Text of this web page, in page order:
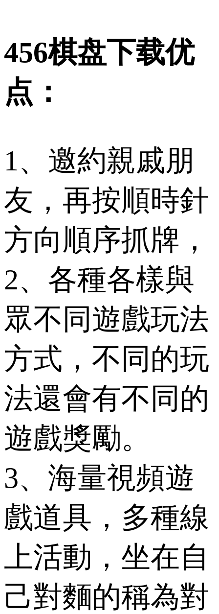
456棋盘下载优
点：
1、邀約親戚朋
友，再按順時針
方向順序抓牌，
2、各種各樣與
眾不同遊戲玩法
方式，不同的玩
法還會有不同的
遊戲獎勵。
3、海量視頻遊
戲道具，多種線
上活動，坐在自
己對麵的稱為對